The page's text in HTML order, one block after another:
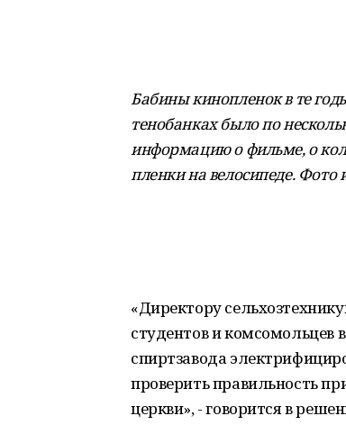
Бабины кинопленок в те
тенобанках было по
информацию о фильме, о
пленки на велосипеде.
«Директору
студентов и комсомольцев
спиртзавода
проверить правильность
церкви», - говорится в